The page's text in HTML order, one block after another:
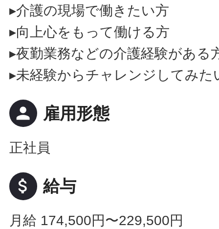
▸介護の現場で働きたい方
▸向上心をもって働ける方
▸夜勤業務などの介護経験がある
▸未経験からチャレンジしてみた
person 雇用形態
正社員
attach_money 給与
月給 174,500円〜229,500円